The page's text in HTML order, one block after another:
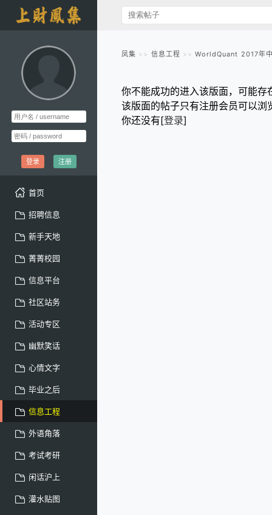
登录 注册
首页
招聘信息
新手天地
菁菁校园
信息平台
社区站务
活动专区
幽默笑话
心情文字
毕业之后
信息工程
外语角落
考试考研
闲话沪上
灌水贴图
凤集 信息工程 WorldQuant 2017年
你不能成功的进入该版面，可能存
该版面的帖子只有注册会员可以浏
你还没有[登录]